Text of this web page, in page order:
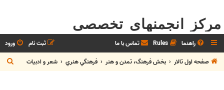
مرکز انجمنهای تخصصی
راهنما Rules تماس با ما ورود
ثبت نام
صفحه اول تالار
بخش فرهنگ، تمدن و هنر فرهنگي هنري شعر و ادبيات
ج
س